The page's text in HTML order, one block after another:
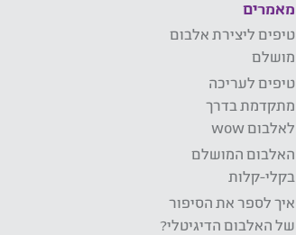
מאמרים
טיפים ליצירת אלבום
מושלם
טיפים לעריכה
מתקדמת בדרך
לאלבום wow
האלבום המושלם
בקלי-קלות
איך לספר את הסיפור
של האלבום הדיגיטלי?